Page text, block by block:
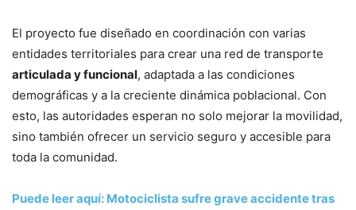
El proyecto fue diseñado en coordinación con varias
entidades territoriales para crear una red de transporte
articulada y funcional, adaptada a las condiciones
demográficas y a la creciente dinámica poblacional. Con
esto, las autoridades esperan no solo mejorar la movilidad,
sino también ofrecer un servicio seguro y accesible para
toda la comunidad.
Puede leer aquí: Motociclista sufre grave accidente tras